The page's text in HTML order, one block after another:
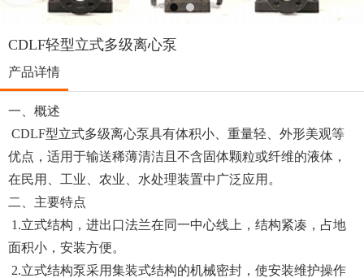
CDLF轻型立式多级离心泵
产品详情
一、概述
CDLF型立式多级离心泵具有体积小、重量轻、外形美观等
优点，适用于输送稀薄清洁且不含固体颗粒或纤维的液体，
在民用、工业、农业、水处理装置中广泛应用。
二、主要特点
1.立式结构，进出口法兰在同一中心线上，结构紧凑，占地
面积小，安装方便。
2.立式结构泵采用集装式结构的机械密封，使安装维护操作